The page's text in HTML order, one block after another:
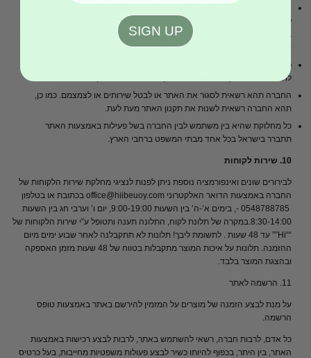
לינקים אלה לנוחות בלבד ואין היא נושאת באחריות למידע המופיע בהם או
באתרים אחרים המקושרים אליהם לתוקפם ולחוקיותם. משתמש המבקש לעשות
שימוש בלינקים אלה עושה זאת על אחריותו בלבד.
כל המבקש ליצור לינק לאתר זה באתרים אחרים נדרש לפנות בכתב ומראש
לחברה על מנת לקבל אישור בכתב לכך תנאים נוספים ומקום השיפוט.
החברה תהא רשאית לסגור את האתר או לבטל שירותים או לצמצמם. כמו כן,
תהא החברה רשאית לשנות את תקנון האתר מעת לעת.
כל מחלוקת שהיא בין משתמש לבין החברה בשל פעילות באמצעות האתר
תתברר בישראל בכל אחד מבתי המשפט ברחבי הארץ.
10. שירות לקוחות
לבירורים שונים ואינפורמציה נוספת ניתן לפנות לנציגי מחלקת שירות הלקוחות של
החברה באמצעות הדואר האלקטרוני office@hiibeuoy.com בכתובת או בטלפון
0548788785 -, בימים א’-ה’ בין השעות 9:00-19:00, יום ו’ וערבי חג בין השעות
8:30-14:00.במקרה של תלונת לקוח, התלונה תענה ותטופל ע”י שירות הלקוחות של
““Hi”” עד 48 שעות . לתשומת ליבך! תלונות לא תתקבלנה לאחר שבוע ימים מיום
ההזמנה. תלונות על איכות המוצר מתקבלות בטווח של 48 שעות מזמן האספקה
ובהצגת המוצר בלבד.
11. הרשמה לאתר
על מנת לבצע הזמנה של מוצרים על המזמין להירשם באתר באמצעות טופס
הרשמה.
כל אדם, לרבות חברה, רשאי להשתמש באתר, לרבות לבצע רכישות באמצעות
האתר, בין היתר, בכפוף להיותו כשיר לבצע פעולות משפטיות מחייבות, בעל כרטיס
SIGN UP